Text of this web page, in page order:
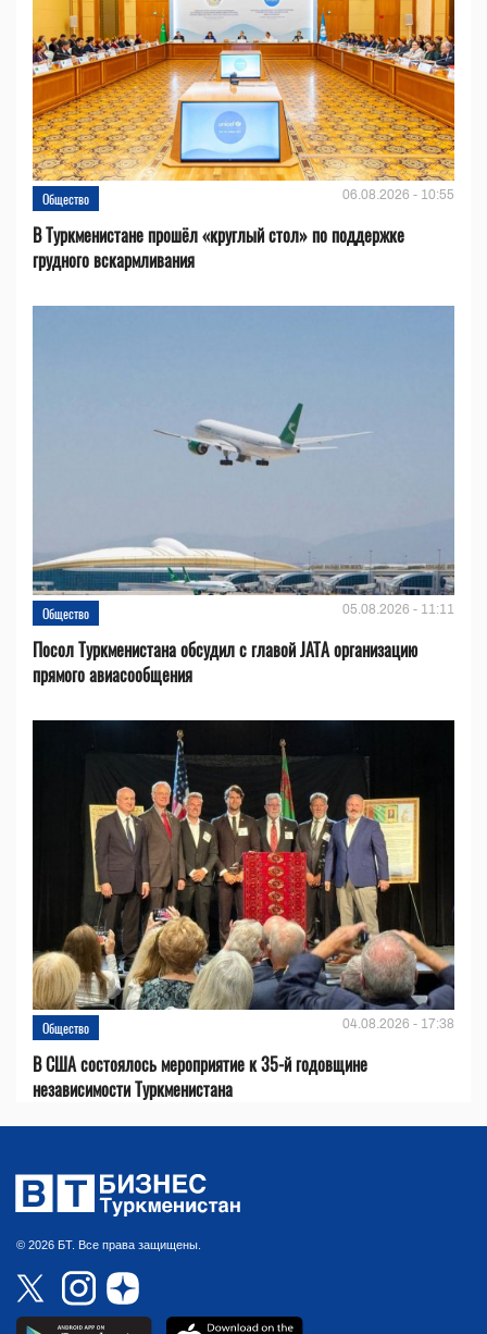
Общество 06.08.2026 - 10:55
В Туркменистане прошёл «круглый стол» по поддержке
грудного вскармливания
Общество 05.08.2026 - 11:11
Посол Туркменистана обсудил с главой JATA организацию
прямого авиасообщения
Общество 04.08.2026 - 17:38
В США состоялось мероприятие к 35-й годовщине
независимости Туркменистана
© 2026 БТ. Все права защищены.